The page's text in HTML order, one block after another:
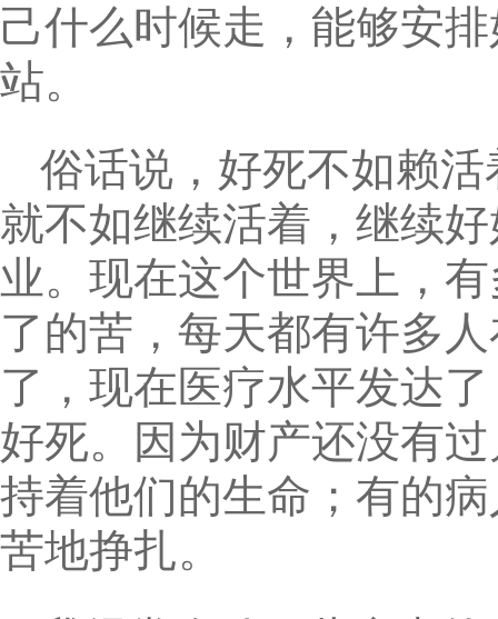
己什么时候走，能够安
站。
俗话说，好死不如赖
就不如继续活着，继续
业。现在这个世界上，
了的苦，每天都有许多
了，现在医疗水平发达
好死。因为财产还没有
持着他们的生命；有的
苦地挣扎。